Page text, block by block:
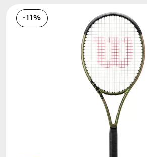
Raquetas de tenis
Zapatillas
Comparador
Consultorio
-11%